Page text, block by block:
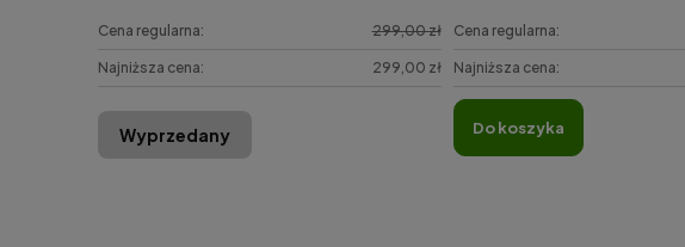
Cena regularna: 299,00 zł
Najniższa cena: 299,00 zł
Wyprzedany
Cena regularna:
Najniższa cena:
do koszyka